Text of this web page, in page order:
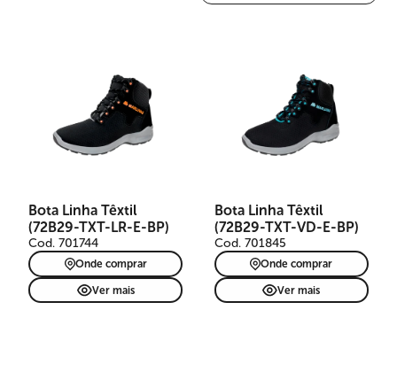
Bota Linha Têxtil
(72B29-TXT-LR-E-BP)
Cod. 701744
Onde comprar
Ver mais
Bota Linha Têxtil
(72B29-TXT-VD-E-BP)
Cod. 701845
Onde comprar
Ver mais